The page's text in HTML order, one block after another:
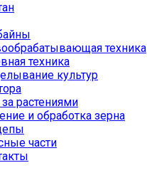
техника
техника
культур
растениями
и обработка зерна
части